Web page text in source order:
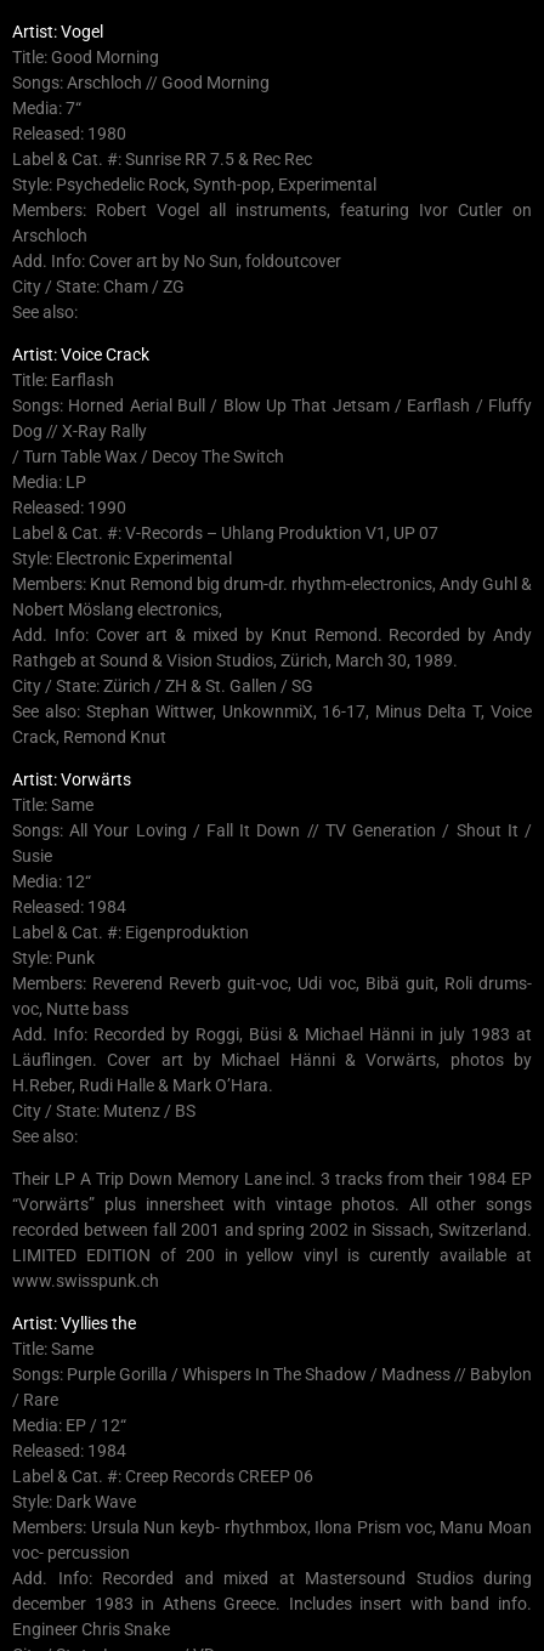
Artist: Vogel
Title: Good Morning
Songs: Arschloch // Good Morning
Media: 7“
Released: 1980
Label & Cat. #: Sunrise RR 7.5 & Rec Rec
Style: Psychedelic Rock, Synth-pop, Experimental
Members: Robert Vogel all instruments, featuring Ivor Cutler on
Arschloch
Add. Info: Cover art by No Sun, foldoutcover
City / State: Cham / ZG
See also:
Artist: Voice Crack
Title: Earflash
Songs: Horned Aerial Bull / Blow Up That Jetsam / Earflash / Fluffy
Dog // X-Ray Rally
/ Turn Table Wax / Decoy The Switch
Media: LP
Released: 1990
Label & Cat. #: V-Records – Uhlang Produktion V1, UP 07
Style: Electronic Experimental
Members: Knut Remond big drum-dr. rhythm-electronics, Andy Guhl &
Nobert Möslang electronics,
Add. Info: Cover art & mixed by Knut Remond. Recorded by Andy
Rathgeb at Sound & Vision Studios, Zürich, March 30, 1989.
City / State: Zürich / ZH & St. Gallen / SG
See also: Stephan Wittwer, UnkownmiX, 16-17, Minus Delta T, Voice
Crack, Remond Knut
Artist: Vorwärts
Title: Same
Songs: All Your Loving / Fall It Down // TV Generation / Shout It /
Susie
Media: 12“
Released: 1984
Label & Cat. #: Eigenproduktion
Style: Punk
Members: Reverend Reverb guit-voc, Udi voc, Bibä guit, Roli drums-
voc, Nutte bass
Add. Info: Recorded by Roggi, Büsi & Michael Hänni in july 1983 at
Läuflingen. Cover art by Michael Hänni & Vorwärts, photos by
H.Reber, Rudi Halle & Mark O’Hara.
City / State: Mutenz / BS
See also:
Their LP A Trip Down Memory Lane incl. 3 tracks from their 1984 EP
“Vorwärts” plus innersheet with vintage photos. All other songs
recorded between fall 2001 and spring 2002 in Sissach, Switzerland.
LIMITED EDITION of 200 in yellow vinyl is curently available at
www.swisspunk.ch
Artist: Vyllies the
Title: Same
Songs: Purple Gorilla / Whispers In The Shadow / Madness // Babylon
/ Rare
Media: EP / 12“
Released: 1984
Label & Cat. #: Creep Records CREEP 06
Style: Dark Wave
Members: Ursula Nun keyb- rhythmbox, Ilona Prism voc, Manu Moan
voc- percussion
Add. Info: Recorded and mixed at Mastersound Studios during
december 1983 in Athens Greece. Includes insert with band info.
Engineer Chris Snake